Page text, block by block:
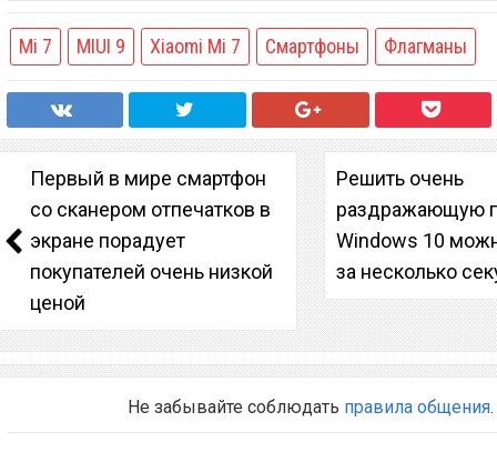
Mi 7 MIUI 9 Xiaomi Mi 7 Смартфоны Флагманы
Первый в мире смартфон
со сканером отпечатков в
экране порадует
покупателей очень низкой
ценой
Решить очень
раздражающую
Windows 10
за несколько
Не забывайте соблюдать правила общения.